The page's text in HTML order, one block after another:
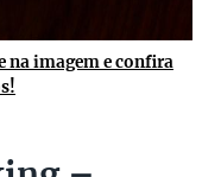
na imagem e confira